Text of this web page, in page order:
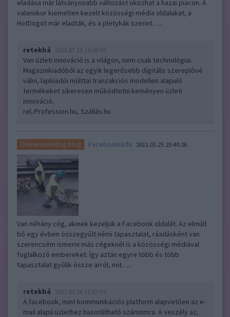
eladása már látványosabb változást okozhat a hazai piacon. A
valamikor kiemelten kezelt közösségi média oldalukat, a
HotDogot már eladták, és a pletykák szerint…..
retekbá 2013.07.10 15:50:39
Van üzleti innováció is a világon, nem csak technológiai.
Magazinkiadóból az egyik legerősebb digitális szereplővé
válni, lapkiadói múlttal tranzakciós modellen alapuló
termékeket sikeresen működtetni keményen üzleti
innováció.
rel.:Profession.hu, Szállás.hu
Onlinemarketing blog Facebookiáda 2011.03.25 23:40:26
Van néhány cég, akinek kezeljük a Facebook oldalát. Az elmúlt
bő egy évben összegyűlt némi tapasztalat, ráadásként van
szerencsém ismerni más cégeknél is a közösségi médiával
foglalkozó embereket. Így aztán egyre több és több
tapasztalat gyűlik össze arról, mit…..
retekbá 2011.03.26 11:07:39
A facebook, mint kommunikációs platform alapvetően az e-
mail alapú üzlethez hasonlítható számomra. A veszély az,